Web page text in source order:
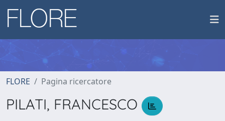
FLORE Pagina ricercatore
PILATI, FRANCESCO